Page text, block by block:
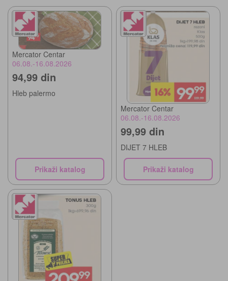
Mercator Centar
06.08.-16.08.2026
94,99 din
Hleb palermo
Prikaži katalog
Mercator Centar
06.08.-16.08.2026
99,99 din
DIJET 7 HLEB
Prikaži katalog